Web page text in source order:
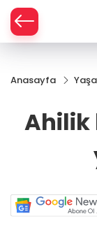
Anasayfa
Ahilik